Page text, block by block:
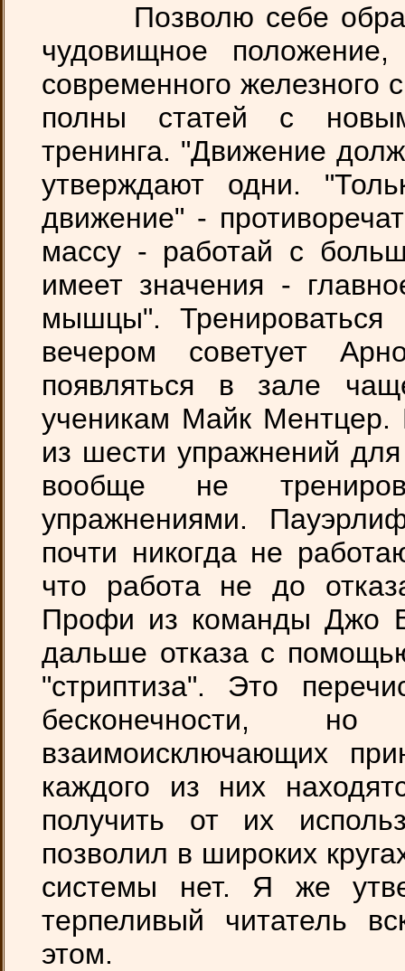
Позволю себе
чудовищное
современного железного
полны статей с
тренинга. "Движение
утверждают одни.
движение" -
массу - работай с
имеет значения -
мышцы".
вечером советует
появляться в зале
ученикам Майк
из шести упражнений
вообще не
упражнениями.
почти никогда не
что работа не до
Профи из команды Джо
дальше отказа с
"стриптиза". Это
бесконечности,
взаимоисключающих
каждого из них
получить от их
позволил в широких
системы нет. Я же
терпеливый читатель
этом.